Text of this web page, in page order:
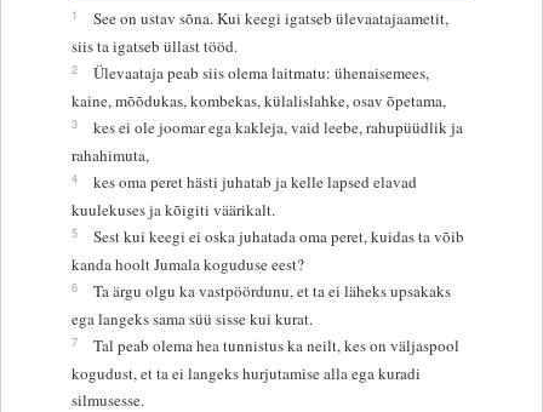
1
See on ustav sõna. Kui keegi igatseb ülevaatajaametit,
siis ta igatseb üllast tööd.
2
Ülevaataja peab siis olema laitmatu: ühenaisemees,
kaine, mõõdukas, kombekas, külalislahke, osav õpetama,
3
kes ei ole joomar ega kakleja, vaid leebe, rahupüüdlik ja
rahahimuta,
4
kes oma peret hästi juhatab ja kelle lapsed elavad
kuulekuses ja kõigiti väärikalt.
5
Sest kui keegi ei oska juhatada oma peret, kuidas ta võib
kanda hoolt Jumala koguduse eest?
6
Ta ärgu olgu ka vastpöördunu, et ta ei läheks upsakaks
ega langeks sama süü sisse kui kurat.
7
Tal peab olema hea tunnistus ka neilt, kes on väljaspool
kogudust, et ta ei langeks hurjutamise alla ega kuradi
silmusesse.